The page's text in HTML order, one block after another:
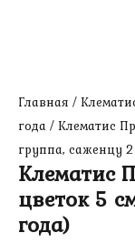
Главная /
года / Клематис
группа, саженцу
Клематис
цветок 5
года)